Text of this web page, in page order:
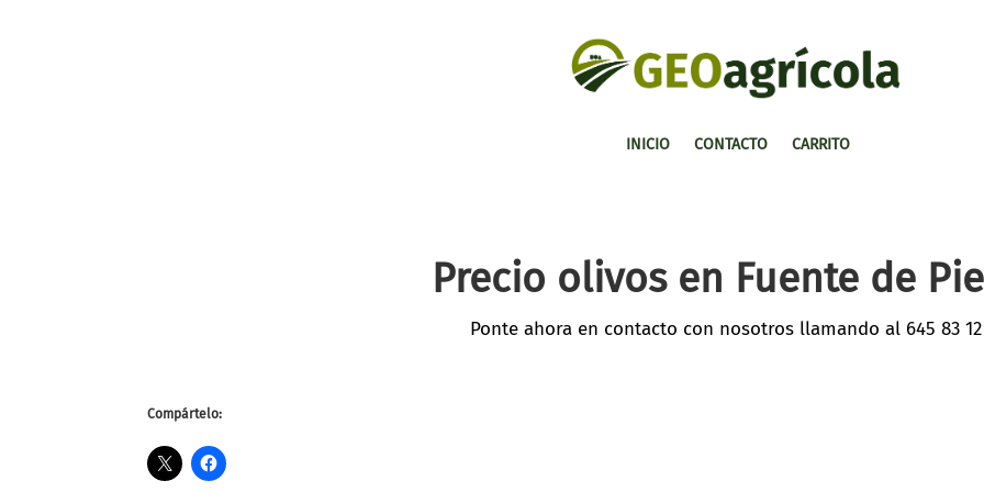
INICIO CONTACTO CARRITO
Precio olivos en Fuente de
Ponte ahora en contacto con nosotros llamando al 645 83
Compártelo: